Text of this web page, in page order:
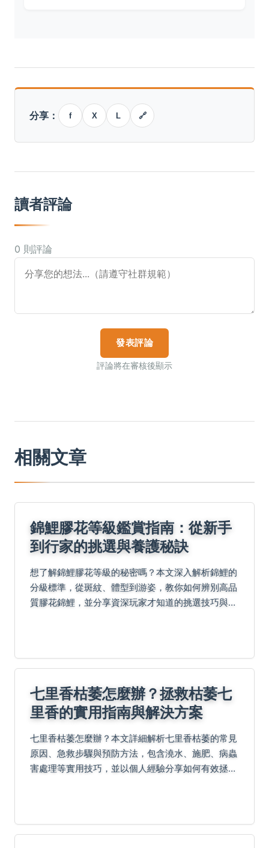
分享： f X L 🔗
讀者評論
0 則評論
發表評論
評論將在審核後顯示
相關文章
錦鯉膠花等級鑑賞指南：從新手
到行家的挑選與養護秘訣
想了解錦鯉膠花等級的秘密嗎？本文深入解析錦鯉的
分級標準，從斑紋、體型到游姿，教你如何辨別高品
質膠花錦鯉，並分享資深玩家才知道的挑選技巧與養
七里香枯萎怎麼辦？拯救枯萎七
里香的實用指南與解決方案
七里香枯萎怎麼辦？本文詳細解析七里香枯萎的常見
原因、急救步驟與預防方法，包含澆水、施肥、病蟲
害處理等實用技巧，並以個人經驗分享如何有效拯救